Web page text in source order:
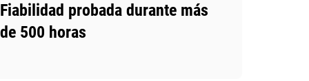
Fiabilidad probada durante más
de 500 horas